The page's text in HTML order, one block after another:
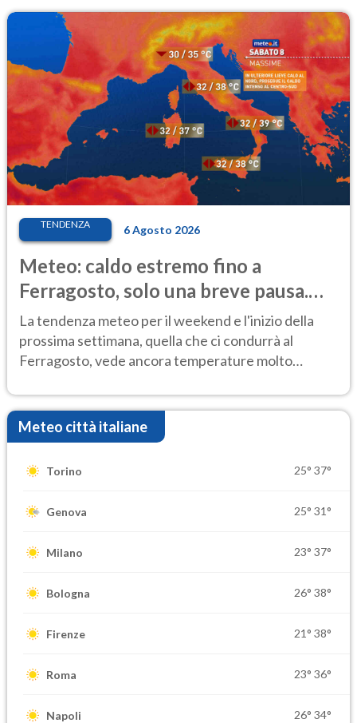
TENDENZA 6 Agosto 2026
Meteo: caldo estremo fino a
Ferragosto, solo una breve pausa.
Ecco dove
La tendenza meteo per il weekend e l'inizio della
prossima settimana, quella che ci condurrà al
Ferragosto, vede ancora temperature molto
Meteo città italiane
Torino 25° 37°
Genova 25° 31°
Milano 23° 37°
Bologna 26° 38°
Firenze 21° 38°
Roma 23° 36°
Napoli 26° 34°